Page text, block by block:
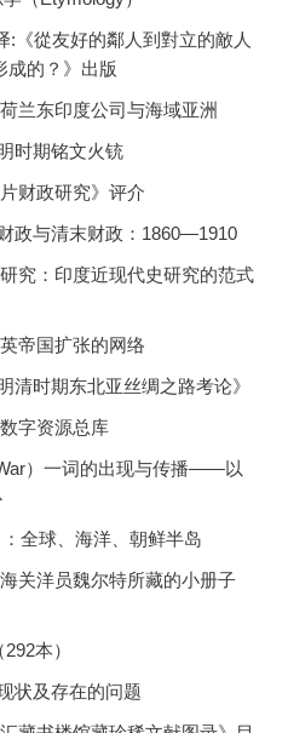
:《從友好的鄰人到對立的敵人
的？》出版
兰东印度公司与海域亚洲
时期铭文火铳
财政研究》评介
政与清末财政：1860—1910
究：印度近现代史研究的范式
帝国扩张的网络
清时期东北亚丝绸之路考论》
字资源总库
）一词的出现与传播——以
全球、海洋、朝鲜半岛
关洋员魏尔特所藏的小册子
本）
状及存在的问题